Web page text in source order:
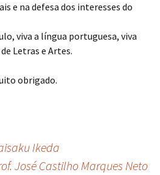
e na defesa dos interesses do
viva a língua portuguesa, viva
Letras e Artes.
obrigado.
Ikeda
José Castilho Marques Neto